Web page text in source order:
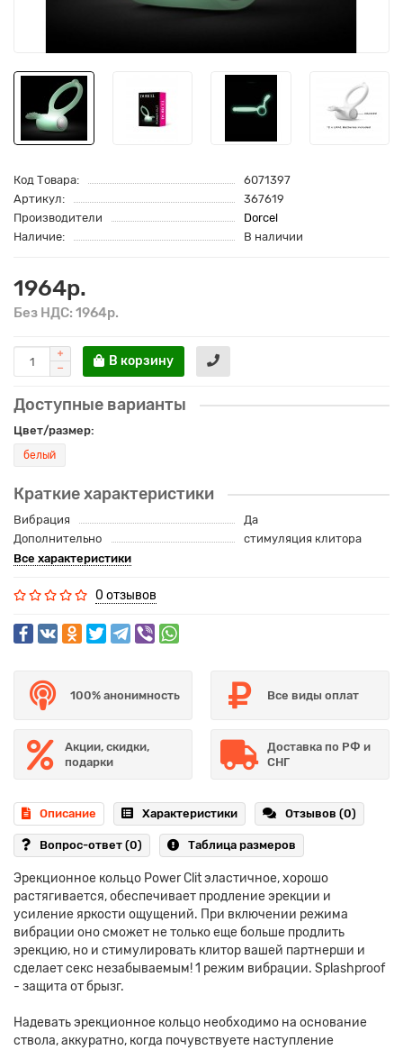
Код Товара:
6071397
Артикул:
367619
Производители
Dorcel
Наличие:
В наличии
1964р.
Без НДС: 1964р.
В корзину
Доступные варианты
Цвет/размер:
белый
Краткие характеристики
Вибрация
Да
Дополнительно
стимуляция клитора
Все характеристики
0 отзывов
100% анонимность Все виды оплат
Акции, скидки,
подарки
Доставка по РФ и
СНГ
Описание Характеристики Отзывов (0)
Вопрос-ответ (0) Таблица размеров
Эрекционное кольцо Power Clit эластичное, хорошо
растягивается, обеспечивает продление эрекции и
усиление яркости ощущений. При включении режима
вибрации оно сможет не только еще больше продлить
эрекцию, но и стимулировать клитор вашей партнерши и
сделает секс незабываемым! 1 режим вибрации. Splashproof
- защита от брызг.
Надевать эрекционное кольцо необходимо на основание
ствола, аккуратно, когда почувствуете наступление